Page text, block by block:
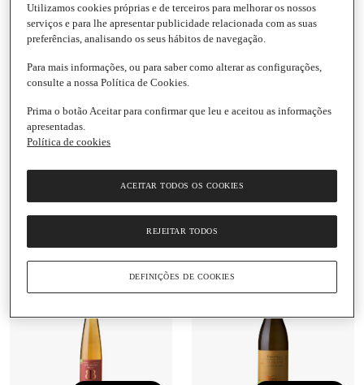
Adicionar
24,67 € / Litro
Vinho Branco da Beira
Adicionar
Vinho Branco da Beira
Utilizamos cookies próprias e de terceiros para melhorar os nossos
serviços e para lhe apresentar publicidade relacionada com as suas
preferências, analisando os seus hábitos de navegação.
Para mais informações, ou para saber como alterar as configurações,
consulte a nossa Política de Cookies.
Prima o botão Aceitar para confirmar que leu e aceitou as informações
apresentadas.
Política de cookies
REJEITAR TODOS
ACEITAR TODOS OS COOKIES
DEFINIÇÕES DE COOKIES